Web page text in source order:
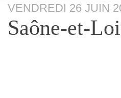
VENDREDI 26 JUIN
Saône-et-